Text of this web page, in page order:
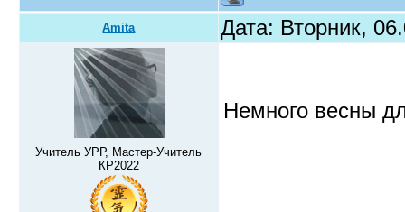
Amita Дата: Вторник,
Учитель УРР, Мастер-Учитель
КР2022
Немного весны